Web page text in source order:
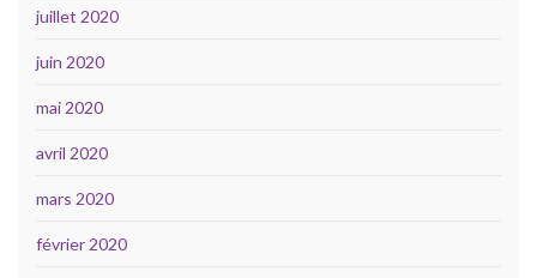
juillet 2020
juin 2020
mai 2020
avril 2020
mars 2020
février 2020